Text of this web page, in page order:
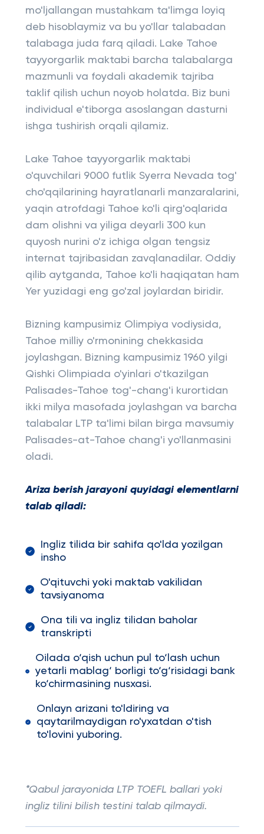
mo'ljallangan mustahkam ta'limga loyiq
deb hisoblaymiz va bu yo'llar talabadan
talabaga juda farq qiladi. Lake Tahoe
tayyorgarlik maktabi barcha talabalarga
mazmunli va foydali akademik tajriba
taklif qilish uchun noyob holatda. Biz buni
individual e'tiborga asoslangan dasturni
ishga tushirish orqali qilamiz.
Lake Tahoe tayyorgarlik maktabi
o'quvchilari 9000 futlik Syerra Nevada tog'
cho'qqilarining hayratlanarli manzaralarini,
yaqin atrofdagi Tahoe ko'li qirg'oqlarida
dam olishni va yiliga deyarli 300 kun
quyosh nurini o'z ichiga olgan tengsiz
internat tajribasidan zavqlanadilar. Oddiy
qilib aytganda, Tahoe ko'li haqiqatan ham
Yer yuzidagi eng go'zal joylardan biridir.
Bizning kampusimiz Olimpiya vodiysida,
Tahoe milliy o'rmonining chekkasida
joylashgan. Bizning kampusimiz 1960 yilgi
Qishki Olimpiada o'yinlari o'tkazilgan
Palisades-Tahoe tog'-chang'i kurortidan
ikki milya masofada joylashgan va barcha
talabalar LTP ta'limi bilan birga mavsumiy
Palisades-at-Tahoe chang'i yo'llanmasini
oladi.
Ariza berish jarayoni quyidagi elementlarni
talab qiladi:
Ingliz tilida bir sahifa qo'lda yozilgan
insho
O'qituvchi yoki maktab vakilidan
tavsiyanoma
Ona tili va ingliz tilidan baholar
transkripti
Oilada o‘qish uchun pul to‘lash uchun
yetarli mablag‘ borligi to‘g‘risidagi bank
ko‘chirmasining nusxasi.
Onlayn arizani to'ldiring va
qaytarilmaydigan ro'yxatdan o'tish
to'lovini yuboring.
*Qabul jarayonida LTP TOEFL ballari yoki
ingliz tilini bilish testini talab qilmaydi.